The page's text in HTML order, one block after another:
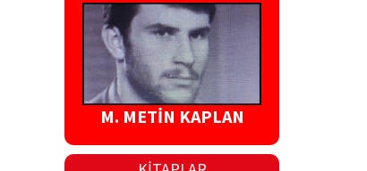
M. METİN KAPLAN